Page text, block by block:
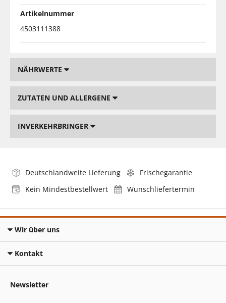
Artikelnummer
4503111388
NÄHRWERTE
ZUTATEN UND ALLERGENE
INVERKEHRBRINGER
Deutschlandweite Lieferung
Frischegarantie
Kein Mindestbestellwert
Wunschliefertermin
Wir über uns
Kontakt
Newsletter